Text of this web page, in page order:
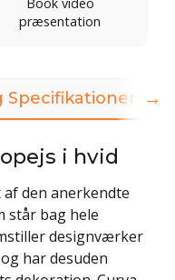
præsentation
Specifikationer
i hvid
den anerkendte
står bag hele
designværker
har desuden
→